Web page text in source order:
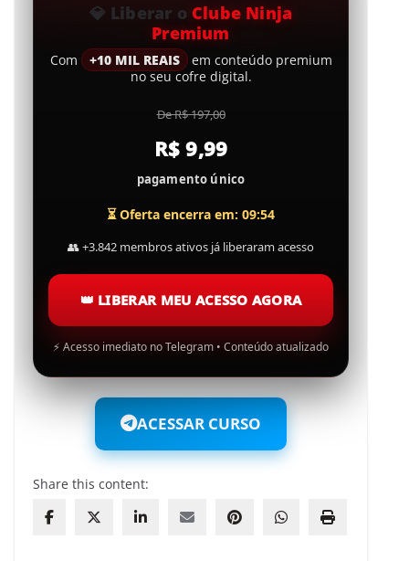
💎 Liberar o Clube Ninja
Premium
Com +10 MIL REAIS em conteúdo premium
no seu cofre digital.
De R$ 197,00
R$ 9,99
pagamento único
⏳ Oferta encerra em: 09:53
👥+3.842 membros ativos já liberaram acesso
👑 LIBERAR MEU ACESSO AGORA
⚡ Acesso imediato no Telegram • Conteúdo atualizado
ACESSAR CURSO
Share this content: